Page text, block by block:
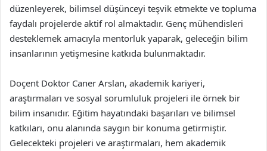
düzenleyerek, bilimsel düşünceyi teşvik etmekte ve topluma
faydalı projelerde aktif rol almaktadır. Genç mühendisleri
desteklemek amacıyla mentorluk yaparak, geleceğin bilim
insanlarının yetişmesine katkıda bulunmaktadır.
Doçent Doktor Caner Arslan, akademik kariyeri,
araştırmaları ve sosyal sorumluluk projeleri ile örnek bir
bilim insanıdır. Eğitim hayatındaki başarıları ve bilimsel
katkıları, onu alanında saygın bir konuma getirmiştir.
Gelecekteki projeleri ve araştırmaları, hem akademik